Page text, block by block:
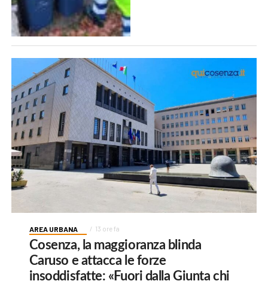
AREA URBANA 13 ore fa
Cosenza, la maggioranza blinda
Caruso e attacca le forze
insoddisfatte: «Fuori dalla Giunta chi